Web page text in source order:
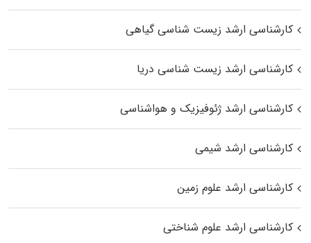
کارشناسی ارشد زیست‌ شناسی گیاهی
کارشناسی ارشد زیست‌ شناسی دریا
کارشناسی ارشد ژئوفیزیک و هواشناسی
کارشناسی ارشد شیمی
کارشناسی ارشد علوم زمین
کارشناسی ارشد علوم شناختی